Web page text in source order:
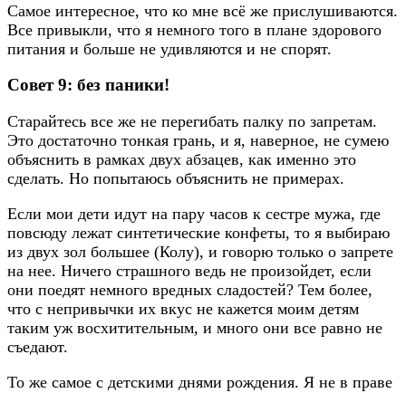
Самое интересное, что ко мне всё же прислушиваются.
Все привыкли, что я немного того в плане здорового
питания и больше не удивляются и не спорят.
Совет 9: без паники!
Старайтесь все же не перегибать палку по запретам.
Это достаточно тонкая грань, и я, наверное, не сумею
объяснить в рамках двух абзацев, как именно это
сделать. Но попытаюсь объяснить не примерах.
Если мои дети идут на пару часов к сестре мужа, где
повсюду лежат синтетические конфеты, то я выбираю
из двух зол большее (Колу), и говорю только о запрете
на нее. Ничего страшного ведь не произойдет, если
они поедят немного вредных сладостей? Тем более,
что с непривычки их вкус не кажется моим детям
таким уж восхитительным, и много они все равно не
съедают.
То же самое с детскими днями рождения. Я не в праве